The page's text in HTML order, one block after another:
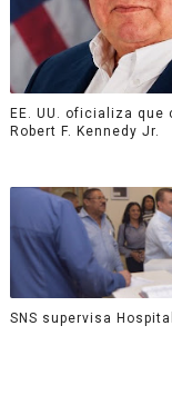
EE. UU. oficializa
Robert F. Kennedy Jr.
SNS supervisa